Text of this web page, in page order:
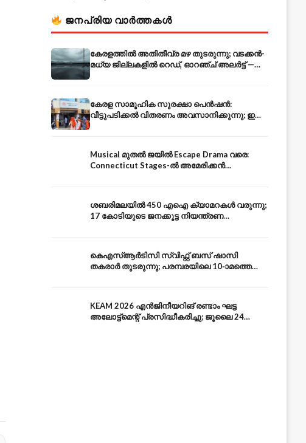
ജനപ്രിയ വാർത്തകൾ
കേരളത്തിൽ അതിതീവ്ര മഴ തുടരുന്നു; വടക്കൻ-
മധ്യ ജില്ലകളിൽ റെഡ്, ഓറഞ്ച് അലർട്ട് —
കേരള സാമൂഹിക സുരക്ഷാ പെൻഷൻ:
വീട്ടുപടിക്കൽ വിതരണം അവസാനിക്കുന്നു; ഇനി
Musical മുതൽ ജയിൽ Escape Drama വരെ:
Connecticut Stages-ൽ അമേരിക്കൻ
ശബരിമലയിൽ 450 എഐ ക്യാമറകൾ വരുന്നു;
17 കോടിയുടെ ജനക്കൂട്ട നിയന്ത്രണ
കെഎസ്ആർടിസി സ്വിഫ്റ്റ് ബസ് ഷാസി
തകരാർ തുടരുന്നു; പരമ്പരയിലെ 10-ാമത്തെ
KEAM 2026 എൻജിനീയറിങ് രണ്ടാം ഘട്ട
അലോട്ട്മെന്റ് പ്രസിദ്ധീകരിച്ചു; ജൂലൈ 24